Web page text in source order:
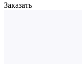
Заказать